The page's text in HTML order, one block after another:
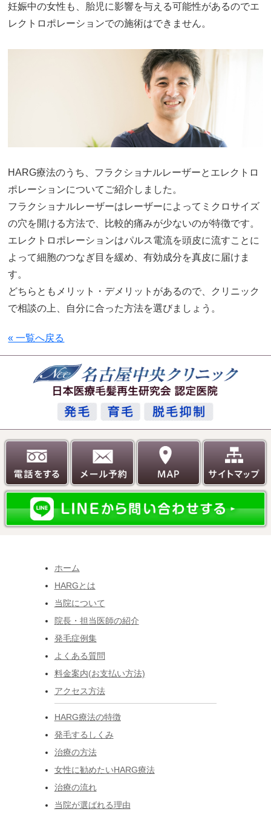
妊娠中の女性も、胎児に影響を与える可能性があるのでエ
レクトロポレーションでの施術はできません。
HARG療法のうち、フラクショナルレーザーとエレクトロ
ポレーションについてご紹介しました。
フラクショナルレーザーはレーザーによってミクロサイズ
の穴を開ける方法で、比較的痛みが少ないのが特徴です。
エレクトロポレーションはパルス電流を頭皮に流すことに
よって細胞のつなぎ目を緩め、有効成分を真皮に届けま
す。
どちらともメリット・デメリットがあるので、クリニック
で相談の上、自分に合った方法を選びましょう。
« 一覧へ戻る
ホーム
HARGとは
当院について
院長・担当医師の紹介
発毛症例集
よくある質問
料金案内(お支払い方法)
アクセス方法
HARG療法の特徴
発毛するしくみ
治療の方法
女性に勧めたいHARG療法
治療の流れ
当院が選ばれる理由